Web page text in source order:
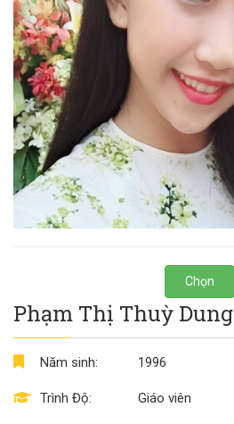
Chọn
Phạm Thị Thuỳ Dung
Năm sinh:
Trình Độ:
1996
Giáo viên